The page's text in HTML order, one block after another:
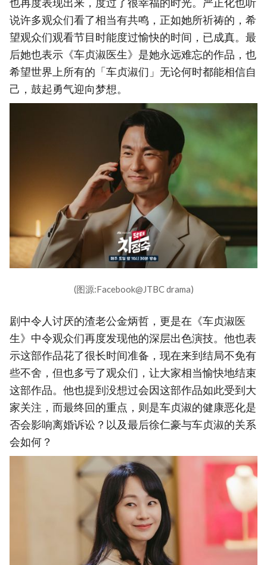
也再度表现出来，度过了很幸福的时光。严正化也听
说许多观众们看了相当有共鸣，正如她所祈祷的，希
望观众们观看节目时能度过愉快的时间，已成真。最
后她也表示《车贞淑医生》是她永远难忘的作品，也
希望世界上所有的「车贞淑们」无论何时都能相信自
己，鼓起勇气迎向梦想。
(图源:Facebook@JTBC drama)
剧中令人讨厌的渣老公金炳哲，更是在《车贞淑医
生》中令观众们再度发现他的深层出色演技。他也表
示这部作品花了很长时间准备，现在来到结局不免有
些不舍，但也多亏了观众们，让大家相当愉快地结束
这部作品。他也提到没想过会因这部作品如此受到大
家关注，而最终回的重点，则是车贞淑的健康恶化是
否会影响离婚诉讼？以及最后徐仁豪与车贞淑的关系
会如何？